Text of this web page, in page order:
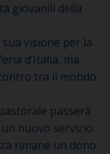
giovanili della
visione per la
d’Italia, ma
tra il mondo
passerà
nuovo servizio
rimane un dono